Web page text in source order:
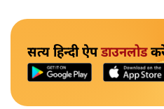
सत्य हिन्दी ऐपडाउनलोड